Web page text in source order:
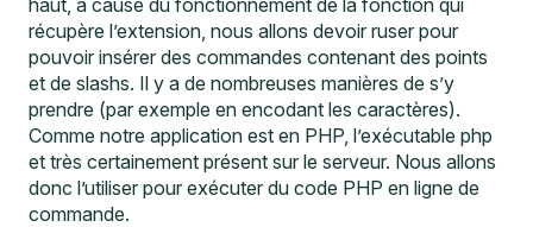
récupère l’extension, nous allons devoir ruser pour
pouvoir insérer des commandes contenant des points
et de slashs. Il y a de nombreuses manières de s’y
prendre (par exemple en encodant les caractères).
Comme notre application est en PHP, l’exécutable php
et très certainement présent sur le serveur. Nous allons
donc l’utiliser pour exécuter du code PHP en ligne de
commande.